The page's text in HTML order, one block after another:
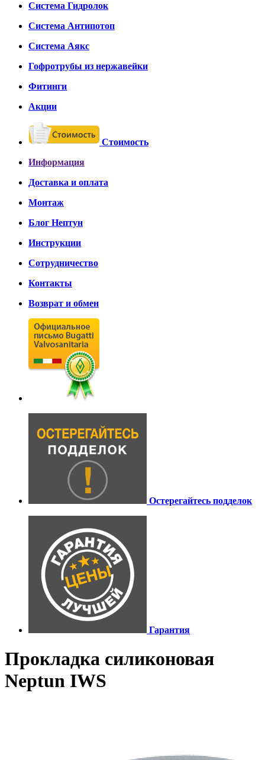
Система Гидролок
Система Антипотоп
Система Аякс
Гофротрубы из нержавейки
Фитинги
Акции
Стоимость
Информация
Доставка и оплата
Монтаж
Блог Нептун
Инструкции
Сотрудничество
Контакты
Возврат и обмен
Остерегайтесь подделок
Гарантия
Прокладка силиконовая
Neptun IWS